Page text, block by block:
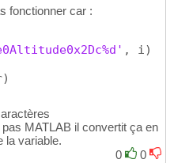
fonctionner car :
, i)
)
MATLAB il convertit ça en
la variable.
0
0